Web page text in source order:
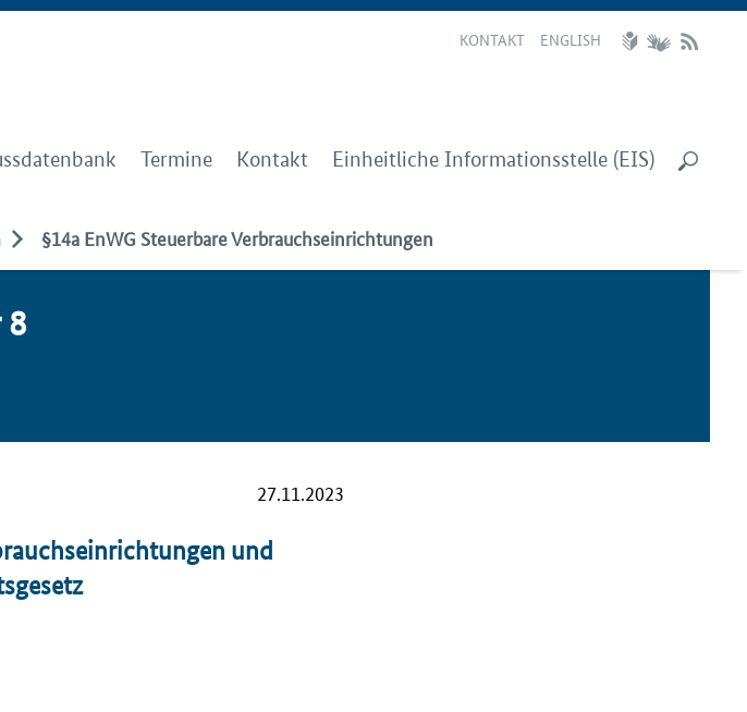
KONTAKT ENGLISH
Termine Kontakt Einheitliche Informationsstelle (EIS)
§14a EnWG Steuerbare Verbrauchseinrichtungen
8
27.11.2023
und